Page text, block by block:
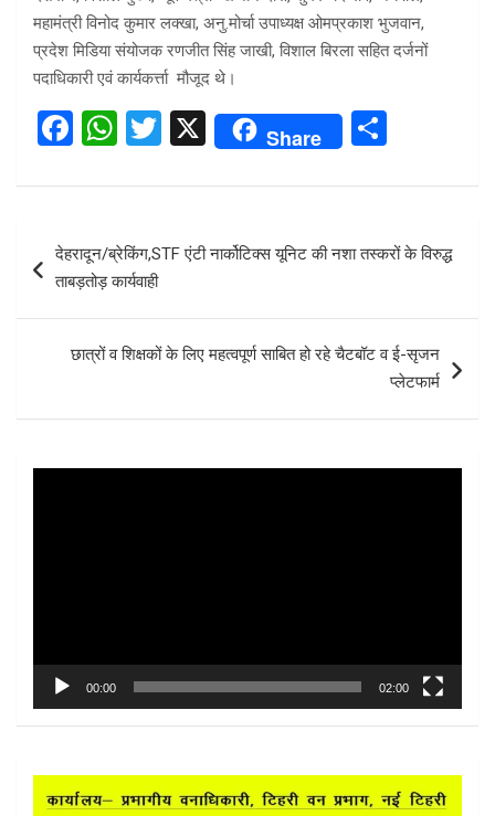
महामंत्री विनोद कुमार लक्खा, अनु.मोर्चा उपाध्यक्ष ओमप्रकाश भुजवान,
प्रदेश मिडिया संयोजक रणजीत सिंह जाखी, विशाल बिरला सहित दर्जनों
पदाधिकारी एवं कार्यकर्त्ता मौजूद थे।
F
ce
o
o
k
W
at
s
A
p
T
tt
er
X Share
ar
e
navigation
देहरादून/ब्रेकिंग,STF एंटी नार्कोटिक्स यूनिट की नशा तस्करों के विरुद्ध
ताबड़तोड़ कार्यवाही
छात्रों व शिक्षकों के लिए महत्वपूर्ण साबित हो रहे चैटबॉट व ई-सृजन
प्लेटफार्म
00:00 02:00